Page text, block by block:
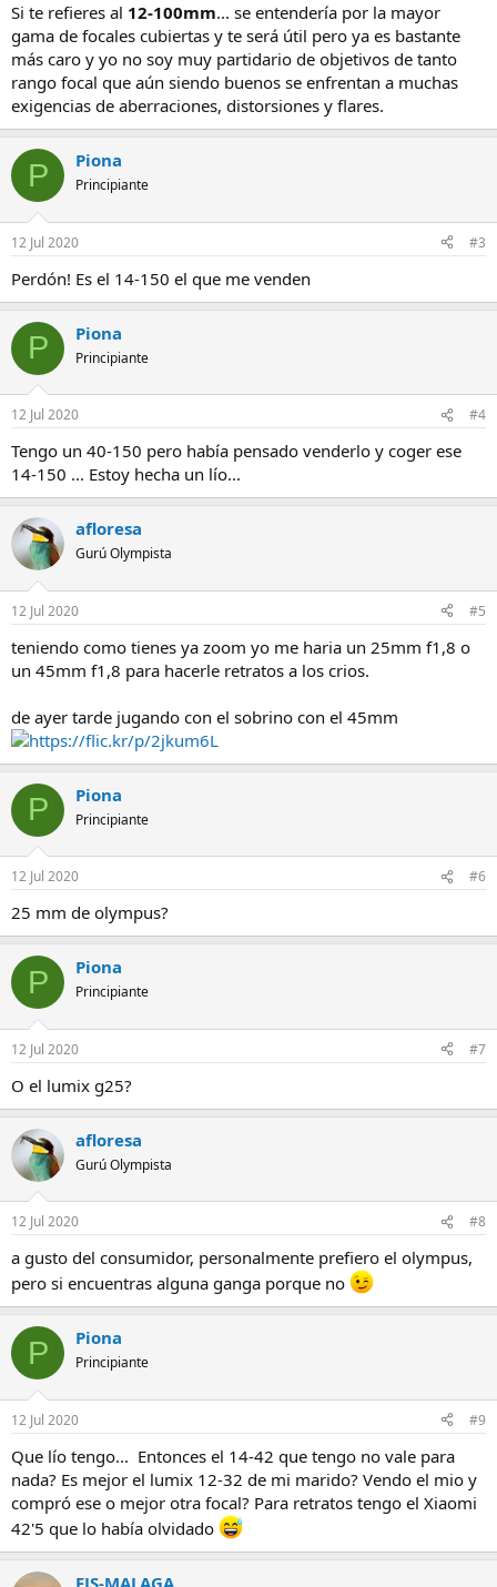
Si te refieres al 12-100mm... se entendería por la mayor
gama de focales cubiertas y te será útil pero ya es bastante
más caro y yo no soy muy partidario de objetivos de tanto
rango focal que aún siendo buenos se enfrentan a muchas
exigencias de aberraciones, distorsiones y flares.
P Piona
Principiante
12 Jul 2020 #3
Perdón! Es el 14-150 el que me venden
P Piona
Principiante
12 Jul 2020 #4
Tengo un 40-150 pero había pensado venderlo y coger ese
14-150 ... Estoy hecha un lío...
afloresa
Gurú Olympista
12 Jul 2020 #5
teniendo como tienes ya zoom yo me haria un 25mm f1,8 o
un 45mm f1,8 para hacerle retratos a los crios.
de ayer tarde jugando con el sobrino con el 45mm
https://flic.kr/p/2jkum6L
P Piona
Principiante
12 Jul 2020 #6
25 mm de olympus?
P Piona
Principiante
12 Jul 2020 #7
O el lumix g25?
afloresa
Gurú Olympista
12 Jul 2020 #8
a gusto del consumidor, personalmente prefiero el olympus,
pero si encuentras alguna ganga porque no
P Piona
Principiante
12 Jul 2020 #9
Que lío tengo... Entonces el 14-42 que tengo no vale para
nada? Es mejor el lumix 12-32 de mi marido? Vendo el mio y
compró ese o mejor otra focal? Para retratos tengo el Xiaomi
42'5 que lo había olvidado
FJS-MALAGA